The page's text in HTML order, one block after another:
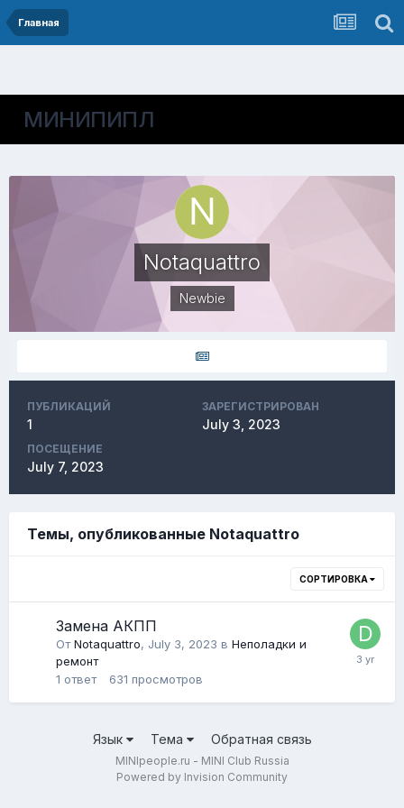
Главная
МИНИПИПЛ
Notaquattro
Newbie
ПУБЛИКАЦИЙ
1
ЗАРЕГИСТРИРОВАН
July 3, 2023
ПОСЕЩЕНИЕ
July 7, 2023
Темы, опубликованные Notaquattro
СОРТИРОВКА
Замена АКПП
ОтNotaquattro, July 3, 2023 в Неполадки и
ремонт
1 ответ 631 просмотров
Язык Тема Обратная связь
MINIpeople.ru - MINI Club Russia
Powered by Invision Community